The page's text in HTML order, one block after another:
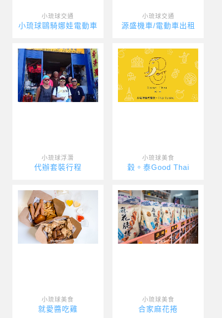
小琉球交通
小琉球鷗騎娜娃電動車
小琉球交通
源盛機車/電動車出租
小琉球浮潛
代辦套裝行程
小琉球美食
穀。泰Good Thai
小琉球美食
就愛醬吃雞
小琉球美食
合家麻花捲